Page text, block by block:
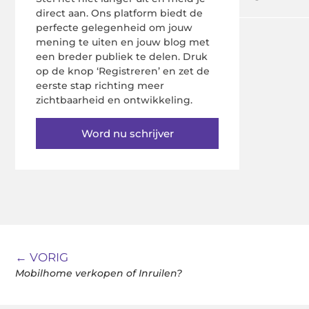
direct aan. Ons platform biedt de
perfecte gelegenheid om jouw
mening te uiten en jouw blog met
een breder publiek te delen. Druk
op de knop ‘Registreren’ en zet de
eerste stap richting meer
zichtbaarheid en ontwikkeling.
Word nu schrijver
← VORIG
Mobilhome verkopen of Inruilen?